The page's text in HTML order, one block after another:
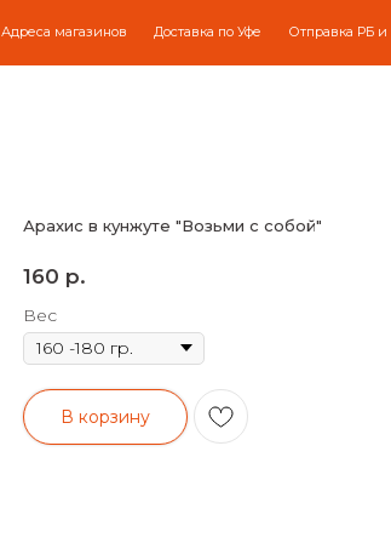
Адреса магазинов Доставка по Уфе Отправка РБ
Арахис в кунжуте "Возьми с собой"
160 р.
Вес
В корзину